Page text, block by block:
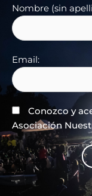
Nombre (sin
Email:
Conozco y
Asociación